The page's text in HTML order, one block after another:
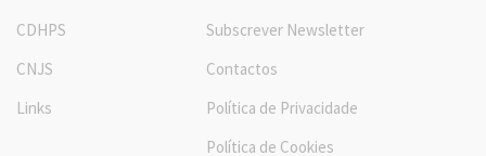
CDHPS
CNJS
Links
Subscrever Newsletter
Contactos
Política de Privacidade
Política de Cookies